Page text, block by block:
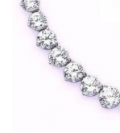
0 Lei - 100 Lei
100 Lei - 200 Lei
200 Lei - 300 Lei
300 Lei - 500 Lei
500 Lei - 1000 Lei